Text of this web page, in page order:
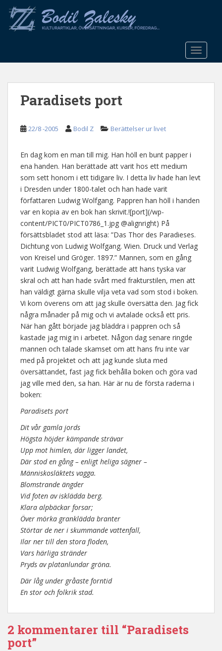
o
Paradisets port
22/8 -2005 Bodil Z Berättelser ur livet
En dag kom en man till mig. Han höll en bunt papper i
ena handen. Han berättade att varit hos ett medium
som sett honom i ett tidigare liv. I detta liv hade han levt
i Dresden under 1800-talet och han hade varit
författaren Ludwig Wolfgang. Pappren han höll i handen
var en kopia av en bok han skrivit.![port](/wp-
content/PICT0/PICT0786_1.jpg @alignright) På
försättsbladet stod att läsa: ”Das Thor des Paradieses.
Dichtung von Ludwig Wolfgang. Wien. Druck und Verlag
von Kreisel und Gröger. 1897.” Mannen, som en gång
varit Ludwig Wolfgang, berättade att hans tyska var
skral och att han hade svårt med frakturstilen, men att
han väldigt gärna skulle vilja veta vad som stod i boken.
Vi kom överens om att jag skulle översätta den. Jag fick
några månader på mig och vi avtalade också ett pris.
När han gått började jag bläddra i pappren och så
kastade jag mig in i arbetet. Någon dag senare ringde
mannen och talade skamset om att hans fru inte var
med på projektet och att jag kunde sluta med
översättandet, fast jag fick behålla boken och göra vad
jag ville med den, sa han. Här är nu de första raderna i
boken:
Paradisets port
Dit vår gamla jords
Högsta höjder kämpande strävar
Upp mot himlen, där ligger landet,
Där stod en gång – enligt heliga sägner –
Människosläktets vagga.
Blomstrande ängder
Vid foten av isklädda berg.
Klara alpbäckar forsar;
Över mörka granklädda branter
Störtar de ner i skummande vattenfall,
Ilar ner till den stora floden,
Vars härliga stränder
Pryds av platanlundar gröna.
Där låg under gråaste forntid
En stor och folkrik stad.
2 kommentarer till “Paradisets
port”